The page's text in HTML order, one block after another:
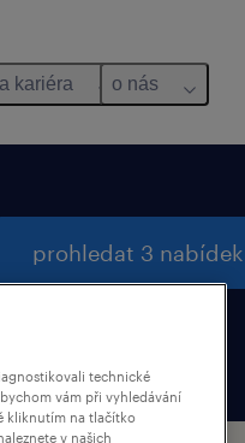
kariéra o nás
prohledat 3 nabídek
technické
vám při vyhledávání
kliknutím na tlačítko
v našich